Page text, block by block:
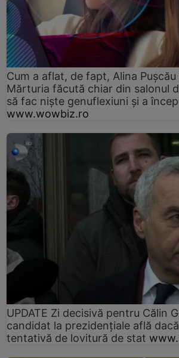
Cum a aflat, de fapt, Alina
Mărturia făcută chiar din salonul
să fac niște genuflexiuni și a
www.wowbiz.ro
UPDATE Zi decisivă pentru Călin
candidat la prezidențiale află
tentativă de lovitură de stat